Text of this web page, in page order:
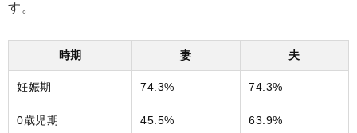
す。
時期 妻 夫
妊娠期 74.3% 74.3%
0歳児期 45.5% 63.9%